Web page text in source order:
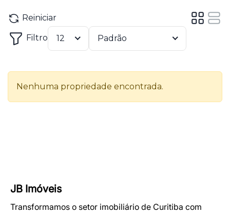
JB Imóveis
Transformamos o setor imobiliário de Curitiba com